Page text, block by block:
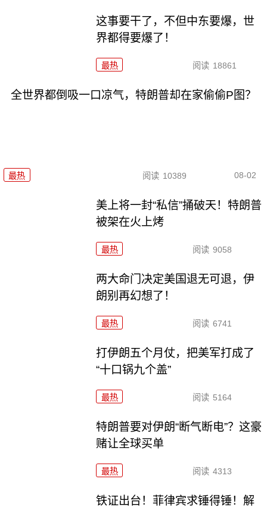
这事要干了，不但中东要爆，世
界都得要爆了！
最热 阅读 18861
全世界都倒吸一口凉气，特朗普却在家偷偷P图？
最热 阅读 10389 08-02
美上将一封“私信”捅破天！特朗普
被架在火上烤
最热 阅读 9058
两大命门决定美国退无可退，伊
朗别再幻想了！
最热 阅读 6741
打伊朗五个月仗，把美军打成了
“十口锅九个盖”
最热 阅读 5164
特朗普要对伊朗“断气断电”？这豪
赌让全球买单
最热 阅读 4313
铁证出台！菲律宾求锤得锤！解